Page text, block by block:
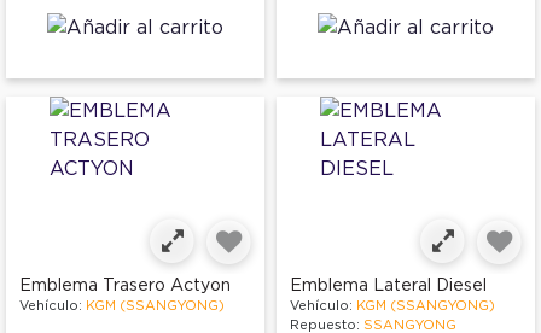
Emblema Trasero Actyon
Vehículo: KGM (SSANGYONG)
Emblema Lateral Diesel
Vehículo: KGM (SSANGYONG)
Repuesto: SSANGYONG